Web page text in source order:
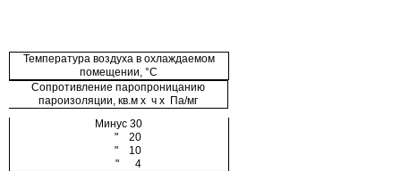
Температура воздуха в охлаждаемом
помещении, °С
Сопротивление паропроницанию
пароизоляции, кв.м х ч х Па/мг
Минус 30
" 20
" 10
" 4